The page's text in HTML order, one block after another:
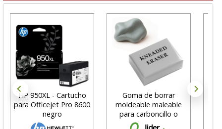
HP 950XL - Cartucho
para Officejet Pro 8600
negro
Goma de borrar
moldeable maleable
para carboncillo o
grafito